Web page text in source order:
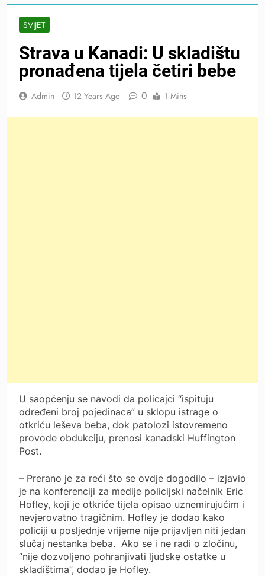
SVIJET
Strava u Kanadi: U skladištu
pronađena tijela četiri bebe
Admin 12 Years Ago 0 1 Mins
U saopćenju se navodi da policajci “ispituju
određeni broj pojedinaca” u sklopu istrage o
otkriću leševa beba, dok patolozi istovremeno
provode obdukciju, prenosi kanadski Huffington
Post.
– Prerano je za reći što se ovdje dogodilo – izjavio
je na konferenciji za medije policijski načelnik Eric
Hofley, koji je otkriće tijela opisao uznemirujućim i
nevjerovatno tragičnim. Hofley je dodao kako
policiji u posljednje vrijeme nije prijavljen niti jedan
slučaj nestanka beba. Ako se i ne radi o zločinu,
“nije dozvoljeno pohranjivati ljudske ostatke u
skladištima”, dodao je Hofley.